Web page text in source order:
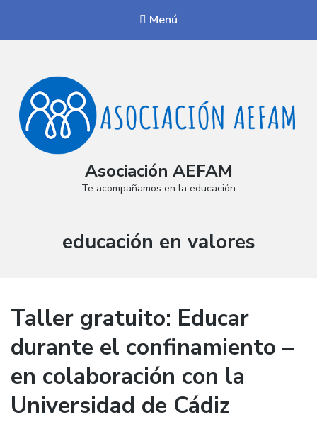
Menú
Asociación AEFAM
Te acompañamos en la educación
Etiqueta:
educación en valores
Taller gratuito: Educar
durante el confinamiento –
en colaboración con la
Universidad de Cádiz